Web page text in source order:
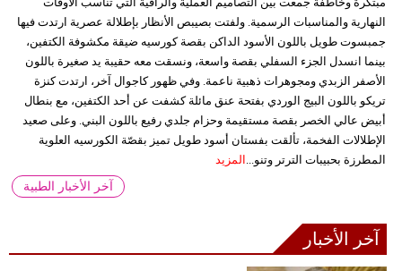
النهارية والمناسبات الرسمية. ولفتت بصيبص الأنظار بإطلالة عصرية ارتدت فيها
جمبسوت طويل باللون الأسود الداكن بقصة كورسيه ضيقة مكشوفة الكتفين،
بينما انسدل الجزء السفلي بقصة واسعة، ونسقت معه حقيبة يد صغيرة باللون
الأصفر الزبدي ومجوهرات ذهبية ناعمة. وفي ظهور كاجوال آخر، ارتدت كنزة
تريكو باللون البيج الوردي بفتحة عنق مائلة كشفت عن أحد الكتفين، مع بنطال
أبيض عالي الخصر بقصة مستقيمة وحزام جلدي رفيع باللون البني. وعلى صعيد
الإطلالات الفخمة، تألقت بفستان أسود طويل تميز بقصّة الكورسيه العلوية
المطرزة بحبيبات الترتر وتنو... المزيد
آخر الأخبار الطبية
آخر الأخبار